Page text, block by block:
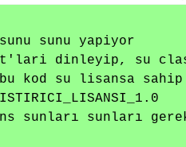
sunu yapiyor
dinleyip, su
kod su lisansa sahip
sunları sunları